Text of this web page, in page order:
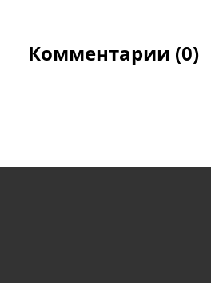
Комментарии (0)